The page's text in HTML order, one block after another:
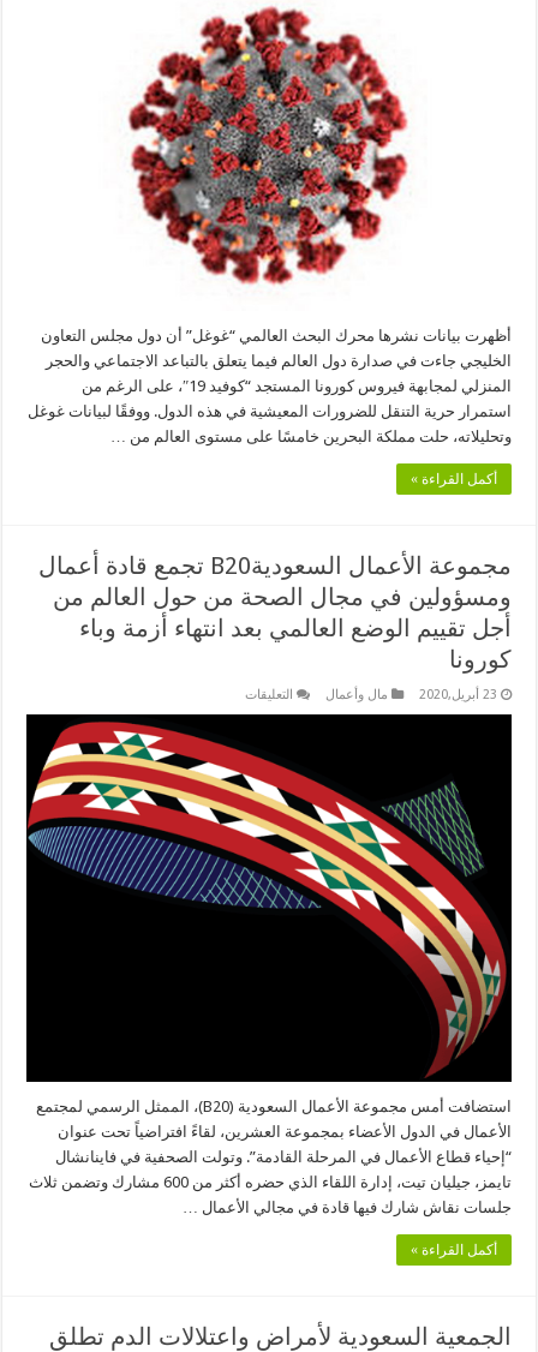
تتصدر
العالم
في
الالتزام
بالحجر
المنزلي
والتباعد
الاجتماعي
لمكافحة
“كورونا”
مغلقة
أظهرت بيانات نشرها محرك البحث العالمي “غوغل” أن دول مجلس التعاون
الخليجي جاءت في صدارة دول العالم فيما يتعلق بالتباعد الاجتماعي والحجر
المنزلي لمجابهة فيروس كورونا المستجد “كوفيد 19″، على الرغم من
استمرار حرية التنقل للضرورات المعيشية في هذه الدول. ووفقًا لبيانات غوغل
وتحليلاته، حلت مملكة البحرين خامسًا على مستوى العالم من …
أكمل القراءة »
مجموعة الأعمال السعوديةB20 تجمع قادة أعمال
ومسؤولين في مجال الصحة من حول العالم من
أجل تقييم الوضع العالمي بعد انتهاء أزمة وباء
كورونا
23 أبريل,2020 مال وأعمال التعليقاتعلى
السعوديةB20
تجمع
قادة
أعمال
ومسؤولين
في
مجال
الصحة
من
حول
العالم
من
استضافت أمس مجموعة الأعمال السعودية (B20)، الممثل الرسمي لمجتمع
الأعمال في الدول الأعضاء بمجموعة العشرين، لقاءً افتراضياً تحت عنوان
“إحياء قطاع الأعمال في المرحلة القادمة”. وتولت الصحفية في فاينانشال
تايمز، جيليان تيت، إدارة اللقاء الذي حضره أكثر من 600 مشارك وتضمن ثلاث
جلسات نقاش شارك فيها قادة في مجالي الأعمال …
أكمل القراءة »
الجمعية السعودية لأمراض واعتلالات الدم تطلق